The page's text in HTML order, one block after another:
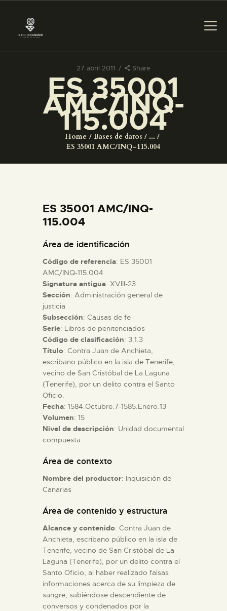
27 abril 2011 Share
ES 35001
AMC/INQ-
115.004
Home Bases de datos
...
ES 35001 AMC/INQ-115.004
PREPARAR LA VISITA
ACTIVIDADES
COLECCIONES
ESPAÑOL
PREPARAR LA VISITA
ACTIVIDADES
█
EL MUSEO
COLECCIONES
ESPAÑOL
ES 35001 AMC/INQ-
115.004
Área de identificación
Código de referencia: ES 35001
AMC/INQ-115.004
Signatura antigua: XVIII-23
Sección: Administración general de
justicia
Subsección: Causas de fe
Serie: Libros de penitenciados
Código de clasificación: 3.1.3
Título: Contra Juan de Anchieta,
escribano público en la isla de Tenerife,
vecino de San Cristóbal de La Laguna
(Tenerife), por un delito contra el Santo
Oficio.
Fecha: 1584.Octubre.7-1585.Enero.13
Volumen: 15
Nivel de descripción: Unidad documental
compuesta
Área de contexto
Nombre del productor: Inquisición de
Canarias
Área de contenido y estructura
Alcance y contenido: Contra Juan de
Anchieta, escribano público en la isla de
Tenerife, vecino de San Cristóbal de La
Laguna (Tenerife), por un delito contra el
Santo Oficio, al haber realizado falsas
informaciones acerca de su limpieza de
sangre, sabiéndose descendiente de
conversos y condenados por la